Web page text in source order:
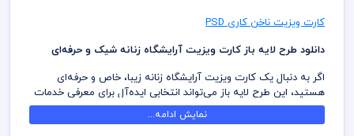
کارت ویزیت ناخن کاری PSD
دانلود طرح لایه باز کارت ویزیت آرایشگاه زنانه شیک و حرفه‌ای
اگر به دنبال یک کارت ویزیت آرایشگاه زنانه زیبا، خاص و حرفه‌ای
هستید، این طرح لایه باز می‌تواند انتخابی ایده‌آل برای معرفی خدمات
سالن زیبایی شما باشد.
نمایش ادامه...